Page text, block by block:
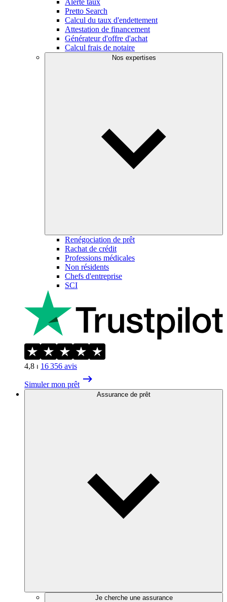
Pretto Search
Calcul du taux d'endettement
Attestation de financement
Générateur d'offre d'achat
Calcul frais de notaire
Nos expertises
Renégociation de prêt
Rachat de crédit
Professions médicales
Non résidents
Chefs d'entreprise
SCI
4,8 ⏐ 16 356 avis
Simuler mon prêt
Assurance de prêt
Je cherche une assurance